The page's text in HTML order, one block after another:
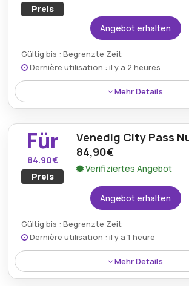
Preis
Angebot erhalten
Gültig bis : Begrenzte Zeit
Dernière utilisation : il y a 2 heures
Mehr Details
Der Athens City Pass wird jetzt zu
Festpreis von 55,90€ über das
Angebotsportal angeboten.
Für
84.90€
Preis
Venedig City Pass
84,90€
Verifiziertes Angebot
Angebot erhalten
Gültig bis : Begrenzte Zeit
Dernière utilisation : il y a 1 heure
Mehr Details
Zugang zu den Sehenswürdigkeiten